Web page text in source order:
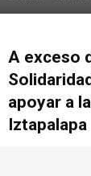
A exceso
apoyar a
Iztapalapa